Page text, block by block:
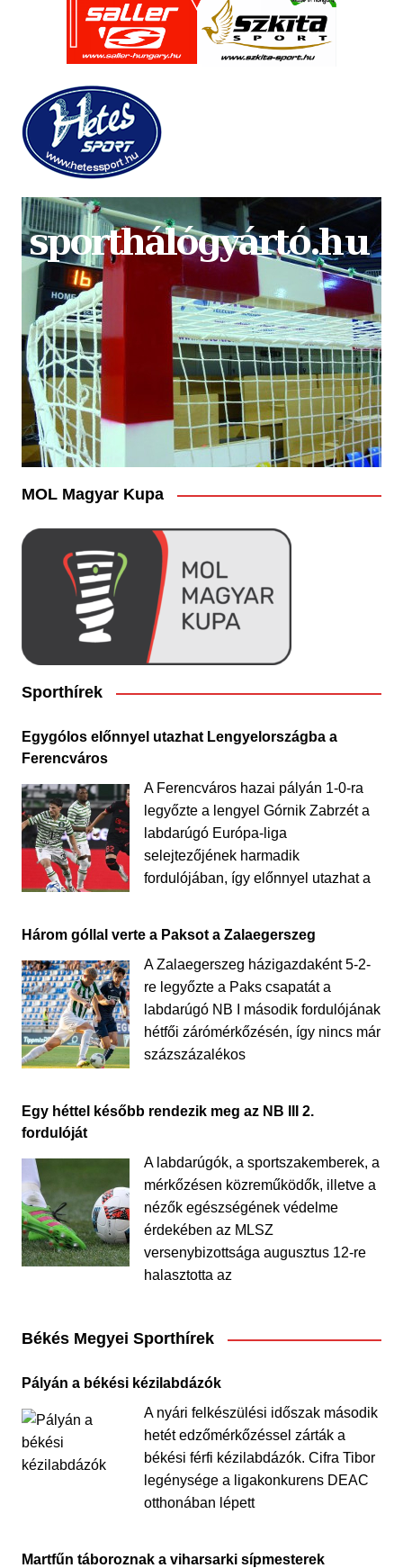
MOL Magyar Kupa
Sporthírek
Egygólos előnnyel utazhat Lengyelországba a
Ferencváros
A Ferencváros hazai pályán 1-0-ra
legyőzte a lengyel Górnik Zabrzét a
labdarúgó Európa-liga
selejtezőjének harmadik
fordulójában, így előnnyel utazhat a
Három góllal verte a Paksot a Zalaegerszeg
A Zalaegerszeg házigazdaként 5-2-
re legyőzte a Paks csapatát a
labdarúgó NB I második fordulójának
hétfői zárómérkőzésén, így nincs már
százszázalékos
Egy héttel később rendezik meg az NB III 2.
fordulóját
A labdarúgók, a sportszakemberek, a
mérkőzésen közreműködők, illetve a
nézők egészségének védelme
érdekében az MLSZ
versenybizottsága augusztus 12-re
halasztotta az
Békés Megyei Sporthírek
Pályán a békési kézilabdázók
A nyári felkészülési időszak második
hetét edzőmérkőzéssel zárták a
békési férfi kézilabdázók. Cifra Tibor
legénysége a ligakonkurens DEAC
otthonában lépett
Martfűn táboroznak a viharsarki sípmesterek